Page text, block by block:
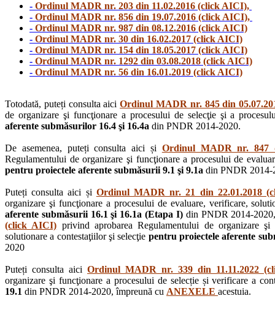
- Ordinul MADR nr. 203 din 11.02.2016 (click AICI),
- Ordinul MADR nr. 856 din 19.07.2016 (click AICI),
- Ordinul MADR nr. 987 din 08.12.2016 (click AICI)
- Ordinul MADR nr. 30 din 16.02.2017 (click AICI)
- Ordinul MADR nr. 154 din 18.05.2017 (click AICI)
- Ordinul MADR nr. 1292 din 03.08.2018 (click AICI)
- Ordinul MADR nr. 56 din 16.01.2019 (click AICI)
Totodată, puteți consulta aiciOrdinul MADR nr. 845 din
de organizare şi funcţionare a procesului de selecţie şi a
aferente submăsurilor 16.4 şi 16.4a din PNDR 2014-2020.
De asemenea, puteți consulta aici și Ordinul MADR nr. 847
Regulamentului de organizare şi funcţionare a procesului de
pentru proiectele aferente submăsurii 9.1 şi 9.1a din PNDR 2014-
Puteți consulta aici și Ordinul MADR nr. 21 din 22.01.2018
organizare şi funcţionare a procesului de evaluare, verificare,
aferente submăsurii 16.1 şi 16.1a (Etapa I)din PNDR 2014-
(click AICI) privind aprobarea Regulamentului de organizare
solutionare a contestaţiilor şi selecţie pentru proiectele aferente
2020
Puteți consulta aici Ordinul MADR nr. 339 din 11.11.2022
organizare şi funcţionare a procesului de selecție și verificare a
19.1 din PNDR 2014-2020, împreună cu ANEXELE acestuia.